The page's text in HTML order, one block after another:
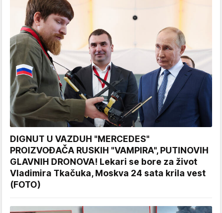
DIGNUT U VAZDUH "MERCEDES"
PROIZVOĐAČA RUSKIH "VAMPIRA", PUTINOVIH
GLAVNIH DRONOVA! Lekari se bore za život
Vladimira Tkačuka, Moskva 24 sata krila vest
(FOTO)